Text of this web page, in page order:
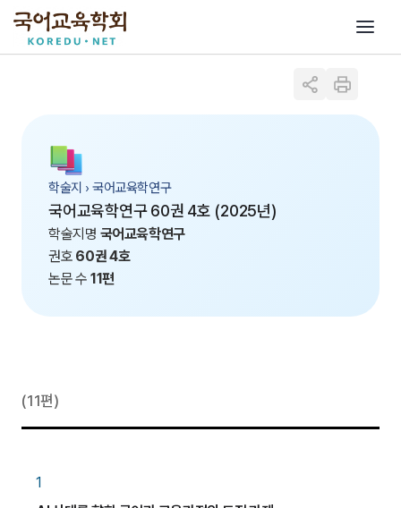
학술지 › 국어교육학연구
국어교육학연구 60권 4호 (2025년)
학술지명 국어교육학연구
권호 60권 4호
논문 수11편
(11편)
1